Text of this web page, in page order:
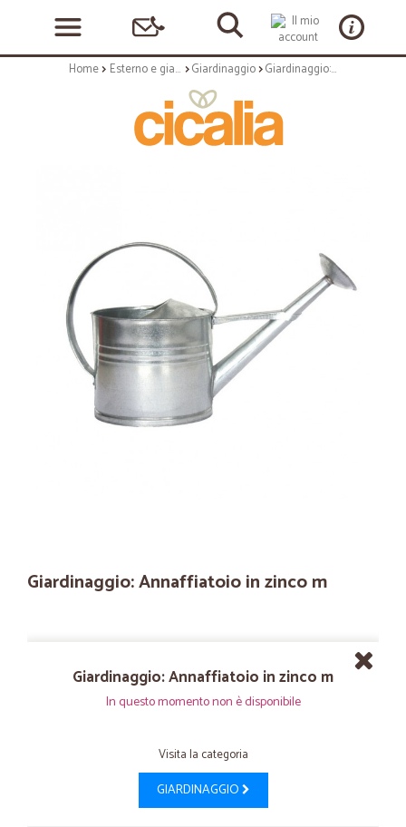
Home Esterno e giardino Giardinaggio Giardinaggio: Annaffiatoio in zinco m
Giardinaggio: Annaffiatoio in zinco m
Giardinaggio: Annaffiatoio in zinco m
In questo momento non è disponibile
Visita la categoria
GIARDINAGGIO